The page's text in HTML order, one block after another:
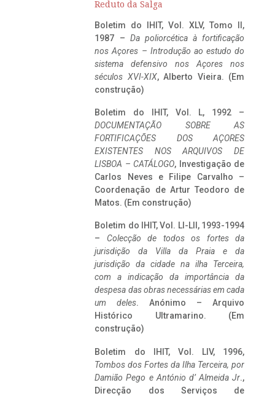
Reduto da Salga
Boletim do IHIT, Vol. XLV, Tomo II,
1987 – Da poliorcética à fortificação
nos Açores – Introdução ao estudo do
sistema defensivo nos Açores nos
séculos XVI-XIX, Alberto Vieira. (Em
construção)
Boletim do IHIT, Vol. L, 1992 –
DOCUMENTAÇÃO SOBRE AS
FORTIFICAÇÕES DOS AÇORES
EXISTENTES NOS ARQUIVOS DE
LISBOA – CATÁLOGO, Investigação de
Carlos Neves e Filipe Carvalho –
Coordenação de Artur Teodoro de
Matos. (Em construção)
Boletim do IHIT, Vol. LI-LII, 1993-1994
– Colecção de todos os fortes da
jurisdição da Villa da Praia e da
jurisdição da cidade na ilha Terceira,
com a indicação da importância da
despesa das obras necessárias em cada
um deles. Anónimo – Arquivo
Histórico Ultramarino. (Em
construção)
Boletim do IHIT, Vol. LIV, 1996,
Tombos dos Fortes da Ilha Terceira, por
Damião Pego e António d’ Almeida Jr.,
Direcção dos Serviços de